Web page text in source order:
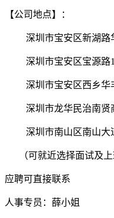
【公司地点】：
深圳市宝安区新湖路
深圳市宝安区宝源路
深圳市宝安区西乡华
深圳市龙华民治南贤
深圳市南山区南山大
（可就近选择面试及上
应聘可直接联系
人事专员：薛小姐